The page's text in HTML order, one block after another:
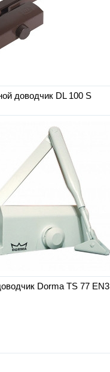
доводчик DL 100 S
Dorma TS 77 EN3